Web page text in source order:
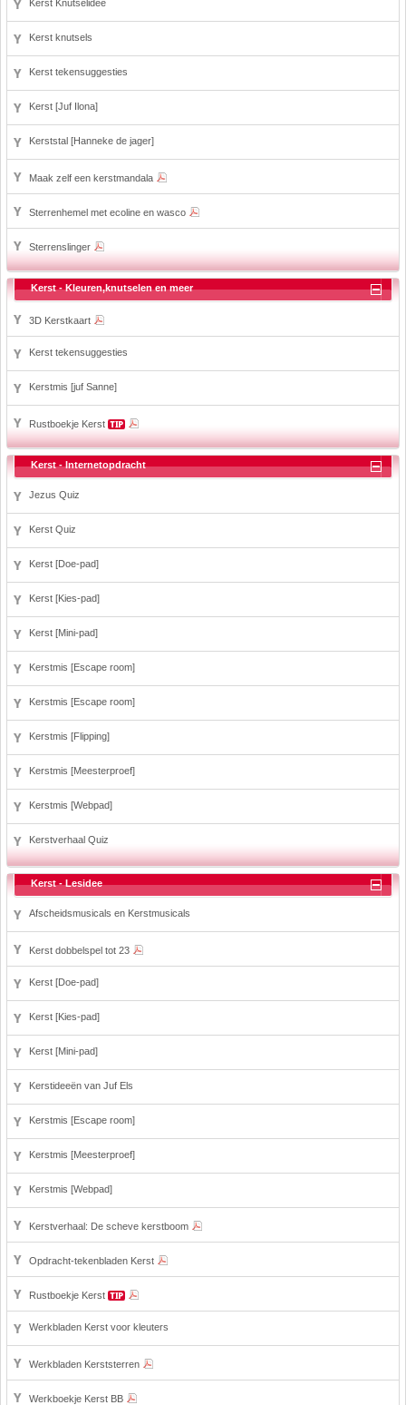
Kerst Knutselidee
Kerst knutsels
Kerst tekensuggesties
Kerst [Juf Ilona]
Kerststal [Hanneke de jager]
Maak zelf een kerstmandala
Sterrenhemel met ecoline en wasco
Sterrenslinger
Kerst - Kleuren,knutselen en meer
3D Kerstkaart
Kerst tekensuggesties
Kerstmis [juf Sanne]
Rustboekje Kerst
Kerst - Internetopdracht
Jezus Quiz
Kerst Quiz
Kerst [Doe-pad]
Kerst [Kies-pad]
Kerst [Mini-pad]
Kerstmis [Escape room]
Kerstmis [Escape room]
Kerstmis [Flipping]
Kerstmis [Meesterproef]
Kerstmis [Webpad]
Kerstverhaal Quiz
Kerst - Lesidee
Afscheidsmusicals en Kerstmusicals
Kerst dobbelspel tot 23
Kerst [Doe-pad]
Kerst [Kies-pad]
Kerst [Mini-pad]
Kerstideeën van Juf Els
Kerstmis [Escape room]
Kerstmis [Meesterproef]
Kerstmis [Webpad]
Kerstverhaal: De scheve kerstboom
Opdracht-tekenbladen Kerst
Rustboekje Kerst
Werkbladen Kerst voor kleuters
Werkbladen Kerststerren
Werkboekje Kerst BB